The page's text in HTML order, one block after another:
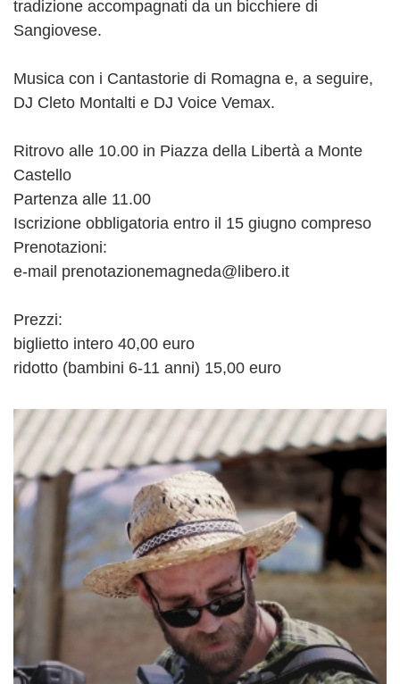
tradizione accompagnati da un bicchiere di
Sangiovese.
Musica con i Cantastorie di Romagna e, a seguire,
DJ Cleto Montalti e DJ Voice Vemax.
Ritrovo alle 10.00 in Piazza della Libertà a Monte
Castello
Partenza alle 11.00
Iscrizione obbligatoria entro il 15 giugno compreso
Prenotazioni:
e-mail prenotazionemagneda@libero.it
Prezzi:
biglietto intero 40,00 euro
ridotto (bambini 6-11 anni) 15,00 euro